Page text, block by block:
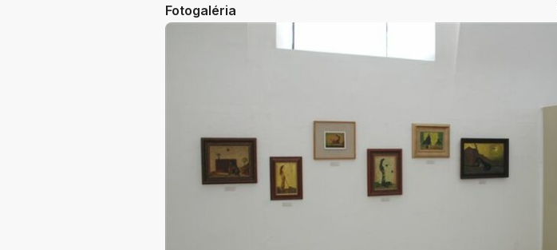
Fotogaléria